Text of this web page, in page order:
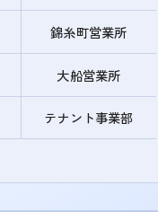
錦糸町営業所
大船営業所
テナント事業部